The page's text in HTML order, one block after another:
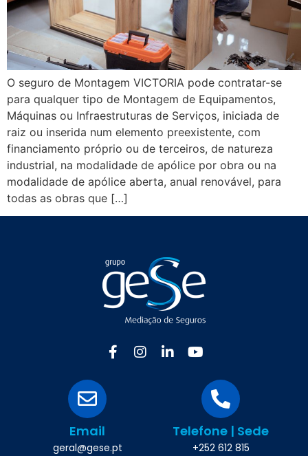
O seguro de Montagem VICTORIA pode contratar-se
para qualquer tipo de Montagem de Equipamentos,
Máquinas ou Infraestruturas de Serviços, iniciada de
raiz ou inserida num elemento preexistente, com
financiamento próprio ou de terceiros, de natureza
industrial, na modalidade de apólice por obra ou na
modalidade de apólice aberta, anual renovável, para
todas as obras que […]
Email
geral@gese.pt
Telefone | Sede
+252 612 815